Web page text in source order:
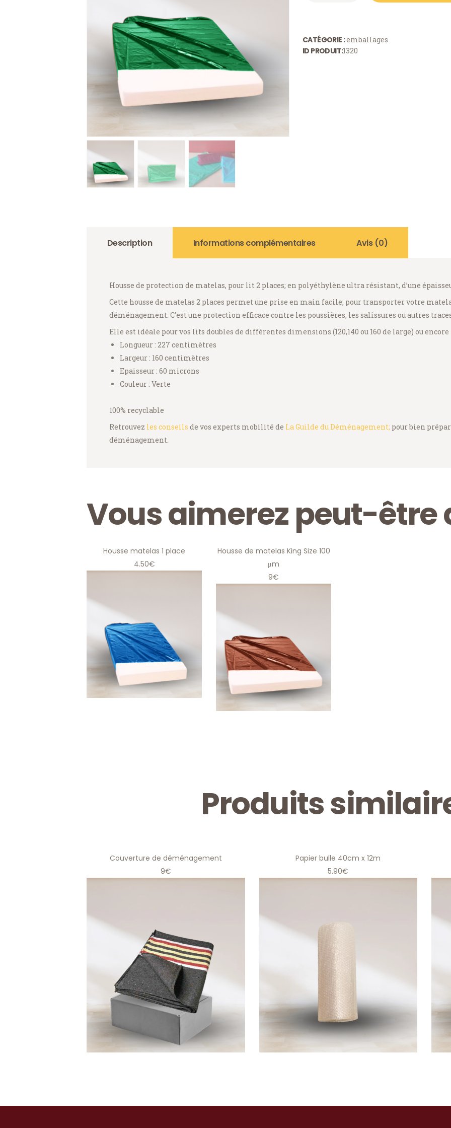
places
CATÉGORIE :emballages
ID PRODUIT:1320
Description Informations complémentaires Avis (0)
Housse de protection de matelas, pour lit 2 places; en polyéthylène ultra résistant, d’une
Cette housse de matelas 2 places permet une prise en main facile; pour transporter votre
déménagement. C’est une protection efficace contre les poussières, les salissures ou autres
Elle est idéale pour vos lits doubles de différentes dimensions (120,140 ou 160 de large) ou
Longueur : 227 centimètres
Largeur : 160 centimètres
Epaisseur : 60 microns
Couleur : Verte
100% recyclable
Retrouvez les conseils de vos experts mobilité de La Guilde du Déménagement; pour bien
déménagement.
Vous aimerez peut-être
Housse matelas 1 place
4.50€
Housse matelas 1 place
Housse de matelas King Size 100
μm
9€
Housse de matelas King Size
100 μm
9,00€
Produits
Couverture de déménagement
9€
Papier bulle 40cm x 12m
5.90€